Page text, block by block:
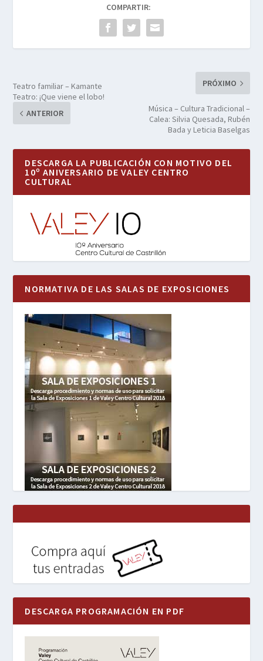
COMPARTIR:
Teatro familiar – Kamante
Teatro: ¡Que viene el lobo!
ANTERIOR
PRÓXIMO
Música – Cultura Tradicional –
Calea: Silvia Quesada, Rubén
Bada y Leticia Baselgas
DESCARGA LA PUBLICACIÓN CON MOTIVO DEL
10º ANIVERSARIO DE VALEY CENTRO
CULTURAL
NORMATIVA DE LAS SALAS DE EXPOSICIONES
DESCARGA PROGRAMACIÓN EN PDF